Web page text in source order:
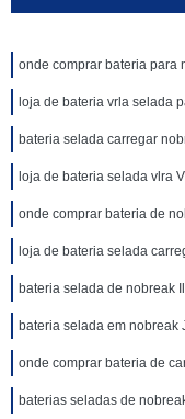
onde comprar bateria para
loja de bateria vrla selada
bateria selada carregar
loja de bateria selada vlra
onde comprar bateria de
loja de bateria selada
bateria selada de nobreak
bateria selada em nobreak
onde comprar bateria de
baterias seladas de